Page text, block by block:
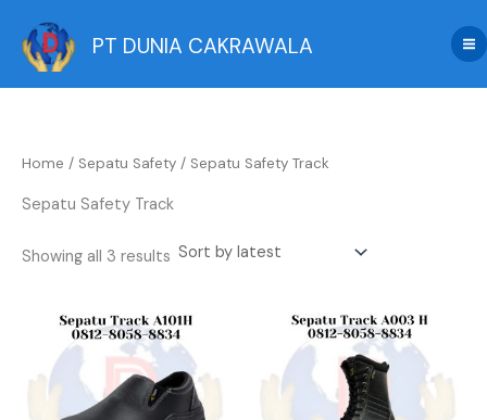
content
PT DUNIA CAKRAWALA
Home / Sepatu Safety / Sepatu Safety Track
Sepatu Safety Track
Showing all 3 results
latest